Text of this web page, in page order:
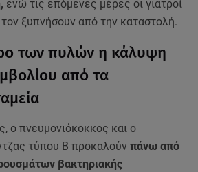
ενώ τις επόμενες μέρες οι γιατροί
ξυπνήσουν από την καταστολή.
των πυλών η κάλυψη
από τα
ο πνευμονιόκοκκος και ο
τύπου Β προκαλούν πάνω από
βακτηριακής